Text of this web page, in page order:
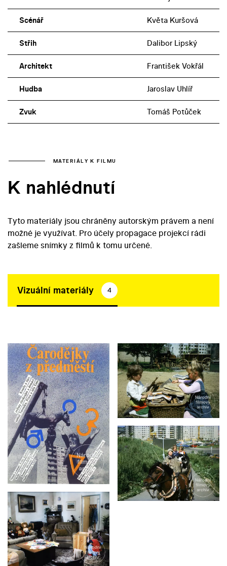
Scénář Květa Kuršová
Střih Dalibor Lipský
Architekt František Vokřál
Hudba Jaroslav Uhlíř
Zvuk Tomáš Potůček
MATERIÁLY K FILMU
K nahlédnutí
Tyto materiály jsou chráněny autorským právem a není
možné je využívat. Pro účely propagace projekcí rádi
zašleme snímky z filmů k tomu určené.
Vizuální materiály 4